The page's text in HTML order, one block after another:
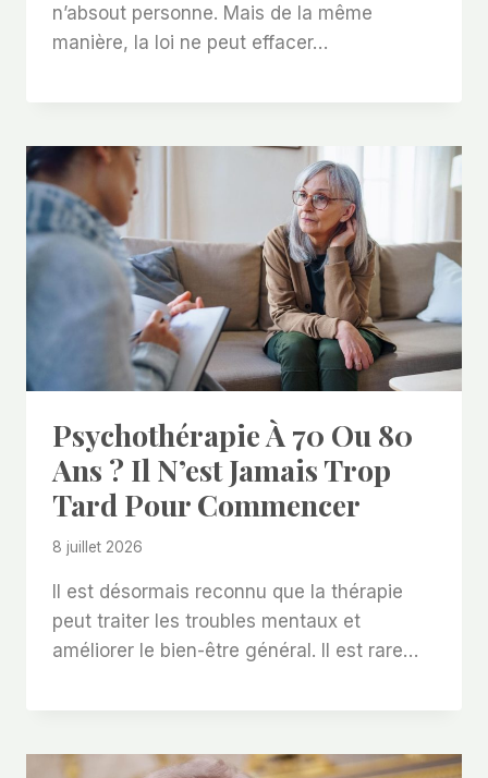
n’absout personne. Mais de la même
manière, la loi ne peut effacer…
Psychothérapie À 70 Ou 80
Ans ? Il N’est Jamais Trop
Tard Pour Commencer
8 juillet 2026
Il est désormais reconnu que la thérapie
peut traiter les troubles mentaux et
améliorer le bien-être général. Il est rare…